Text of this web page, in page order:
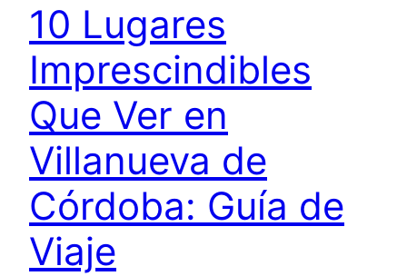
10 Lugares
Imprescindibles
Que Ver en
Villanueva de
Córdoba: Guía de
Viaje